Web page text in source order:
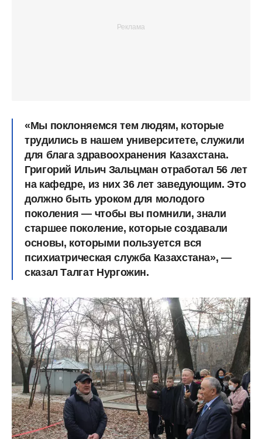
«Мы поклоняемся тем людям, которые
трудились в нашем университете, служили
для блага здравоохранения Казахстана.
Григорий Ильич Зальцман отработал 56 лет
на кафедре, из них 36 лет заведующим. Это
должно быть уроком для молодого
поколения — чтобы вы помнили, знали
старшее поколение, которые создавали
основы, которыми пользуется вся
психиатрическая служба Казахстана», —
сказал Талгат Нургожин.